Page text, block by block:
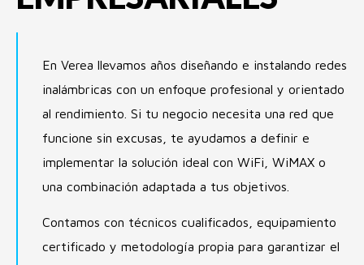
En Verea llevamos años diseñando e instalando redes
inalámbricas con un enfoque profesional y orientado
al rendimiento. Si tu negocio necesita una red que
funcione sin excusas, te ayudamos a definir e
implementar la solución ideal con WiFi, WiMAX o
una combinación adaptada a tus objetivos.
Contamos con técnicos cualificados, equipamiento
certificado y metodología propia para garantizar el